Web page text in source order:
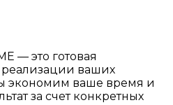
— это готовая
реализации ваших
экономим ваше время и
за счет конкретных